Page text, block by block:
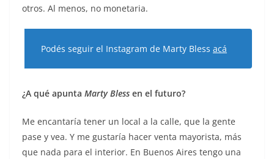
otros. Al menos, no monetaria.
Podés seguir el Instagram de Marty Bless acá
¿A qué apunta Marty Bless en el futuro?
Me encantaría tener un local a la calle, que la gente
pase y vea. Y me gustaría hacer venta mayorista, más
que nada para el interior. En Buenos Aires tengo una